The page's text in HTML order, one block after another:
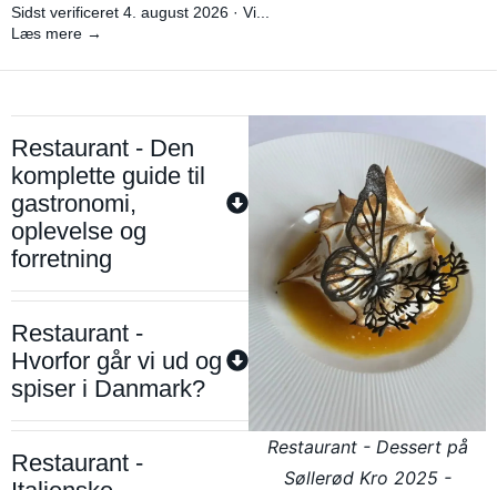
Sidst verificeret 4. august 2026 · Vi...
Læs mere →
Restaurant - Den
komplette guide til
gastronomi,
oplevelse og
forretning
Restaurant -
Hvorfor går vi ud og
spiser i Danmark?
Restaurant -
Restaurant - Dessert på
Søllerød Kro 2025 -